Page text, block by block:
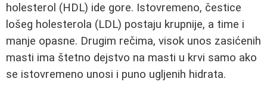
holesterol (HDL) ide gore. Istovremeno, čestice
lošeg holesterola (LDL) postaju krupnije, a time i
manje opasne. Drugim rečima, visok unos zasićenih
masti ima štetno dejstvo na masti u krvi samo ako
se istovremeno unosi i puno ugljenih hidrata.